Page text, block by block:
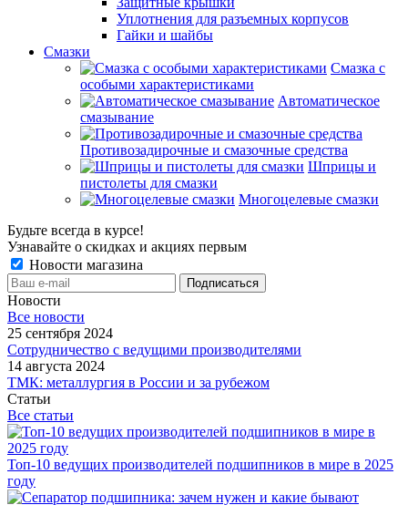
Уплотнения для разъемных корпусов
Гайки и шайбы
Смазки
Смазка с
особыми характеристиками
Автоматическое
смазывание
Противозадирочные и смазочные средства
Шприцы и
пистолеты для смазки
Многоцелевые смазки
Будьте всегда в курсе!
Узнавайте о скидках и акциях первым
Новости магазина
Новости
Все новости
25 сентября 2024
Сотрудничество с ведущими производителями
14 августа 2024
ТМК: металлургия в России и за рубежом
Статьи
Все статьи
Топ-10 ведущих производителей подшипников в мире в 2025
году